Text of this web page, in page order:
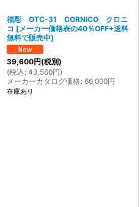
福彫 OTC-31 CORNICO クロニ
コ [ メーカー価格表の40％OFF+送料
無料で販売中]
39,600円(税別)
(税込 : 43,560円)
メーカーカタログ価格: 66,000円
在庫あり